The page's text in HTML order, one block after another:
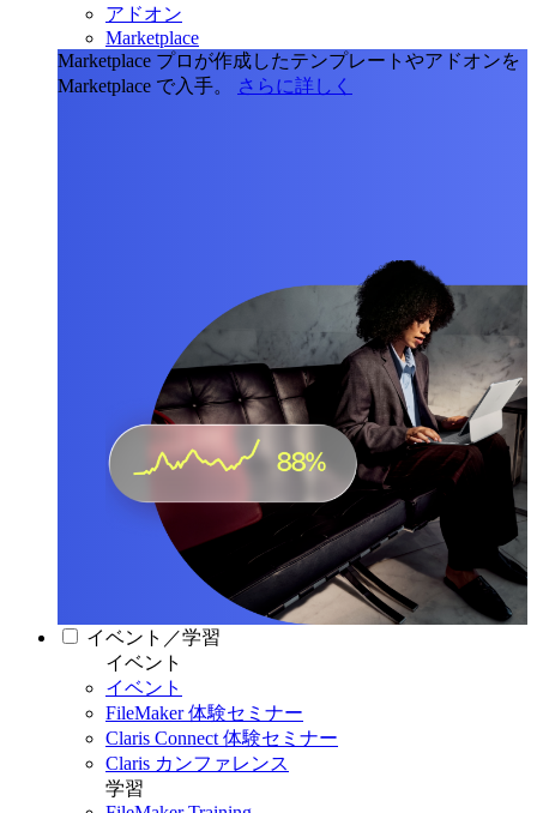
アドオン
Marketplace
Marketplace プロが作成したテンプレートやアドオンを
Marketplace で入手。
さらに詳しく
イベント／学習
イベント
イベント
FileMaker 体験セミナー
Claris Connect 体験セミナー
Claris カンファレンス
学習